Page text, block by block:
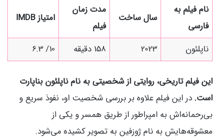
نام فیلم به
فارسی
سال ساخت
مدت زمان
فیلم
امتیاز IMDB
ناپلئون 2023 158 دقیقه 10/ 6.3
این فیلم تاریخی، روایتی از شخصیتی به نامناپلئون بناپارت
است. در این فیلم علاوه بر بررسی شخصیت او، نفوذ سریع و
بی‌رحمانه‌اش به امپراطور از طریق همسر و یکی از
معشوقه‌هایش به نام ژوزفین به تصویر کشیده می‌شود.